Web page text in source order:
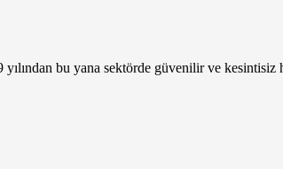
bu yana sektörde güvenilir ve